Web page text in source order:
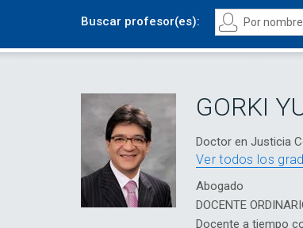
Buscar profesor(es):
GORKI
Doctor en Justicia
Ver todos los
Abogado
DOCENTE
Docente a tiempo